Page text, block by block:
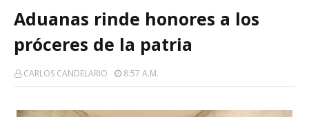
Aduanas rinde honores a los
próceres de la patria
CARLOS CANDELARIO 8:57 A.m.